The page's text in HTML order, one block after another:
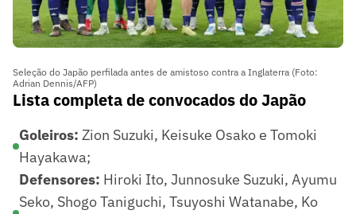
Seleção do Japão perfilada antes de amistoso contra a Inglaterra (Foto:
Adrian Dennis/AFP)
Lista completa de convocados do Japão
Goleiros: Zion Suzuki, Keisuke Osako e Tomoki
Hayakawa;
Defensores: Hiroki Ito, Junnosuke Suzuki, Ayumu
Seko, Shogo Taniguchi, Tsuyoshi Watanabe, Ko